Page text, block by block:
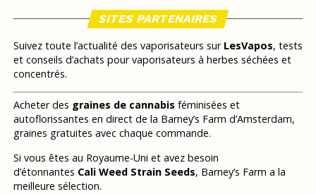
SITES PARTENAIRES
Suivez toute l’actualité des vaporisateurs sur LesVapos, tests
et conseils d’achats pour vaporisateurs à herbes séchées et
concentrés.
Acheter des graines de cannabis féminisées et
autoflorissantes en direct de la Barney’s Farm d’Amsterdam,
graines gratuites avec chaque commande.
Si vous êtes au Royaume-Uni et avez besoin
d’étonnantes Cali Weed Strain Seeds, Barney’s Farm a la
meilleure sélection.